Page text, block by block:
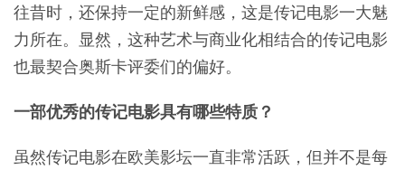
往昔时，还保持一定的新鲜感，这是传记电影一大魅
力所在。显然，这种艺术与商业化相结合的传记电影
也最契合奥斯卡评委们的偏好。
一部优秀的传记电影具有哪些特质？
虽然传记电影在欧美影坛一直非常活跃，但并不是每